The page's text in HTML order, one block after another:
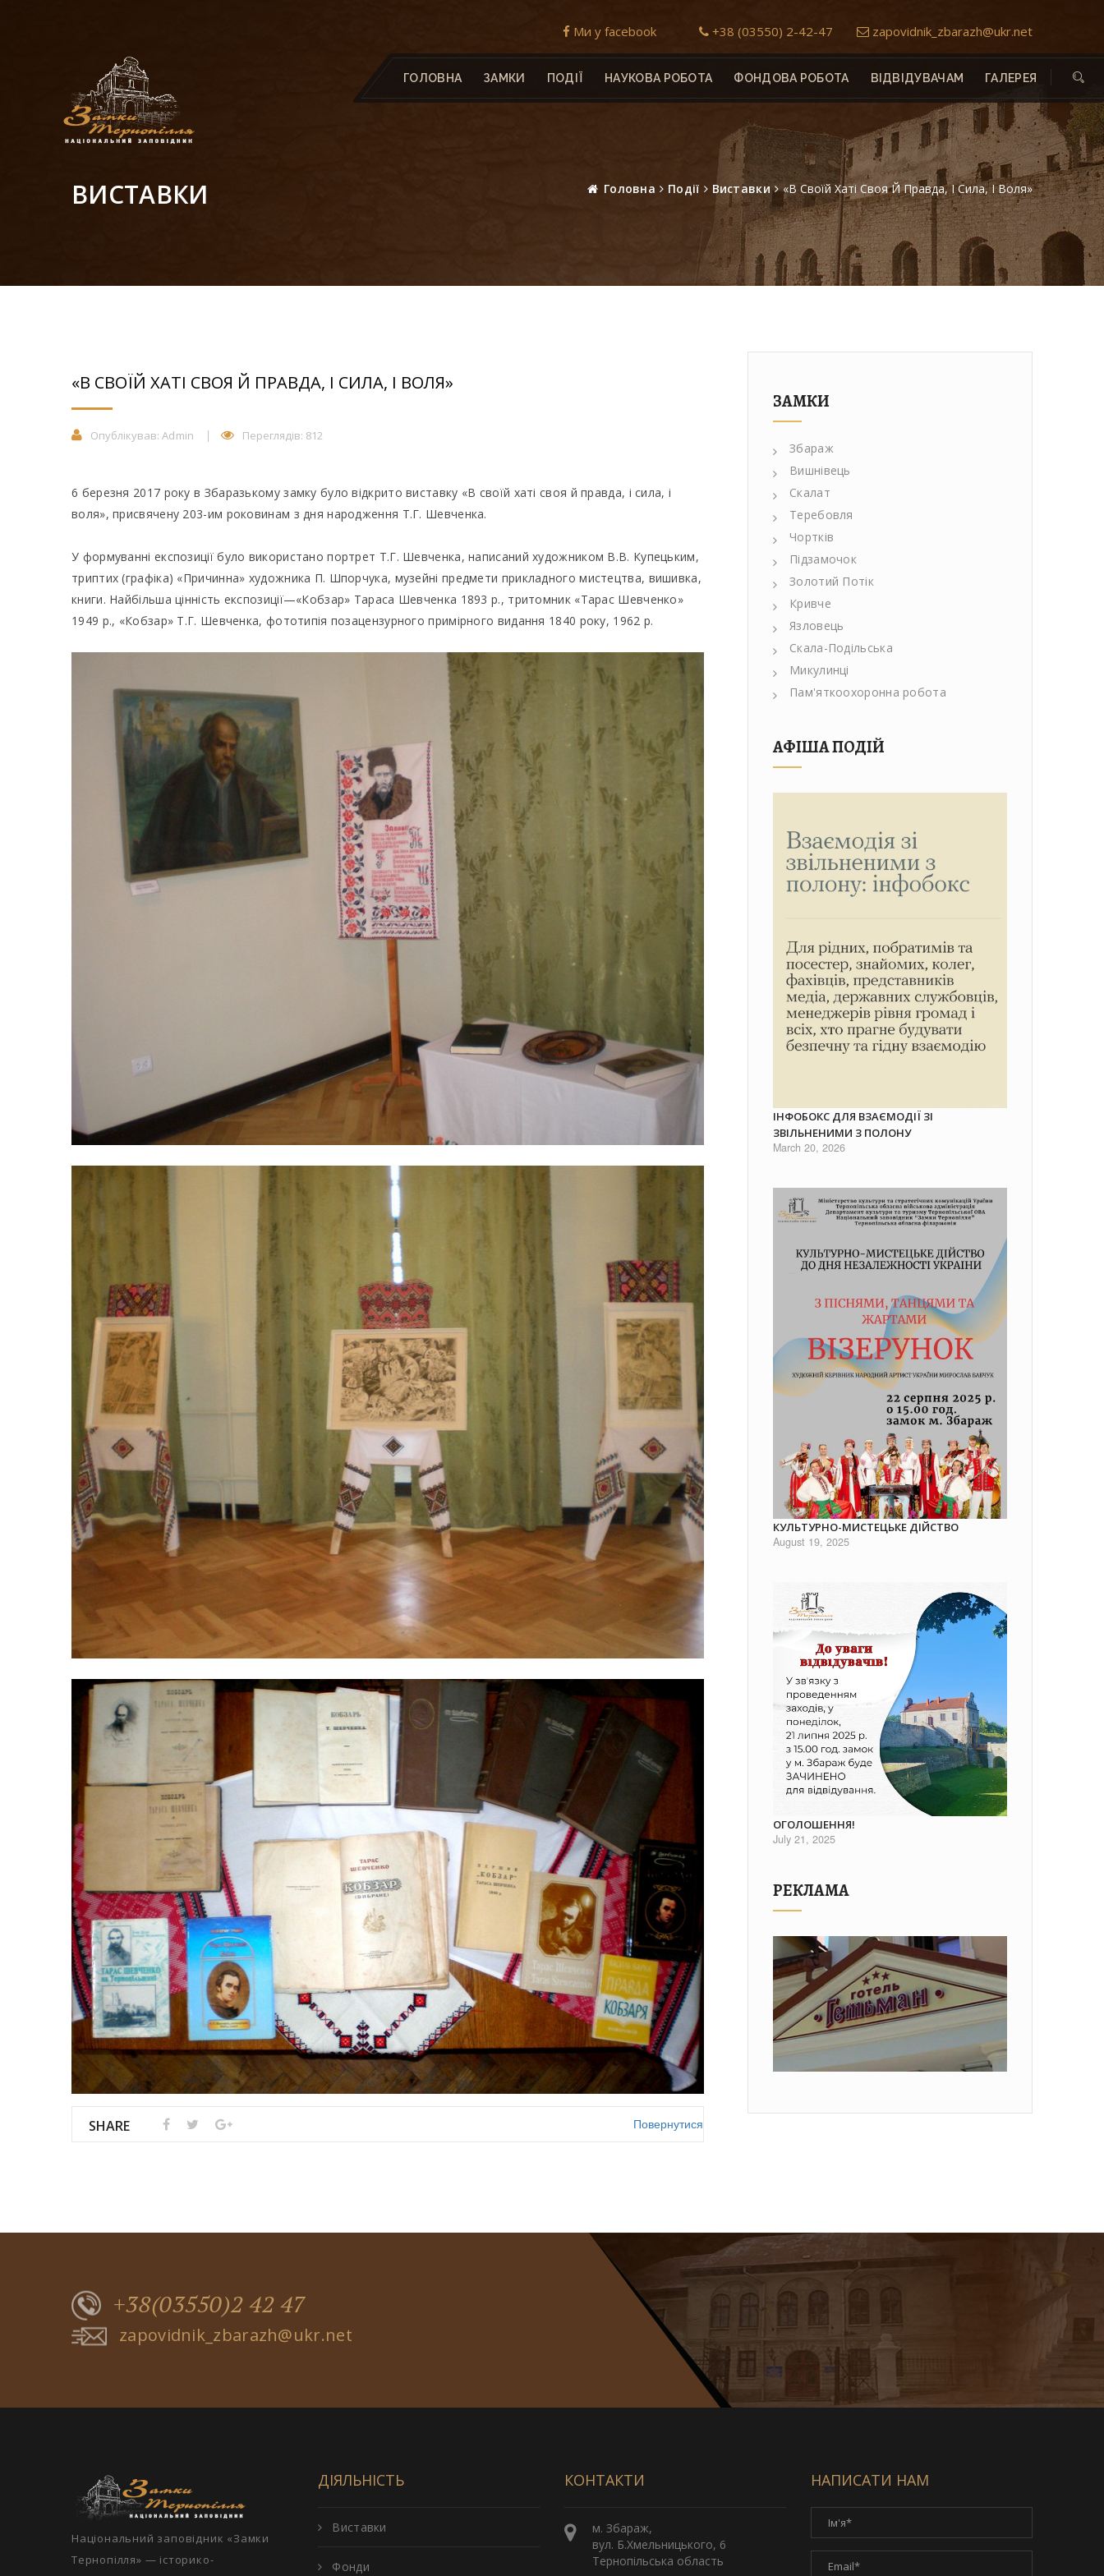
Ми у facebook +38 (03550) 2-42-47 zapovidnik_zbarazh@ukr.net
ГОЛОВНА ЗАМКИ ПОДІЇ НАУКОВА РОБОТА ФОНДОВА РОБОТА ВІДВІДУВАЧАМ ГАЛЕРЕЯ
ВИСТАВКИ Головна Події Виставки «В Своїй Хаті Своя Й Правда, І Сила, І Воля»
«В СВОЇЙ ХАТІ СВОЯ Й ПРАВДА, І СИЛА, І ВОЛЯ»
Опублікував: Admin Переглядів: 812
6 березня 2017 року в Збаразькому замку було відкрито виставку «В своїй хаті своя й правда, і сила, і
воля», присвячену 203-им роковинам з дня народження Т.Г. Шевченка.
У формуванні експозиції було використано портрет Т.Г. Шевченка, написаний художником В.В. Купецьким,
триптих (графіка) «Причинна» художника П. Шпорчука, музейні предмети прикладного мистецтва, вишивка,
книги. Найбільша цінність експозиції—«Кобзар» Тараса Шевченка 1893 р., тритомник «Тарас Шевченко»
1949 р., «Кобзар» Т.Г. Шевченка, фототипія позацензурного примірного видання 1840 року, 1962 р.
SHARE Повернутися
ЗАМКИ
Збараж
Вишнівець
Скалат
Теребовля
Чортків
Підзамочок
Золотий Потік
Кривче
Язловець
Скала-Подільська
Микулинці
Пам'яткоохоронна робота
АФІША ПОДІЙ
ІНФОБОКС ДЛЯ ВЗАЄМОДІЇ ЗІ
ЗВІЛЬНЕНИМИ З ПОЛОНУ
March 20, 2026
КУЛЬТУРНО-МИСТЕЦЬКЕ ДІЙСТВО
August 19, 2025
ОГОЛОШЕННЯ!
July 21, 2025
РЕКЛАМА
+38(03550)2 42 47
zapovidnik_zbarazh@ukr.net
Національний заповідник «Замки
Тернопілля» — історико-
ДІЯЛЬНІСТЬ
Виставки
Фонди
КОНТАКТИ
м. Збараж,
вул. Б.Хмельницького, 6
Тернопільська область
НАПИСАТИ НАМ